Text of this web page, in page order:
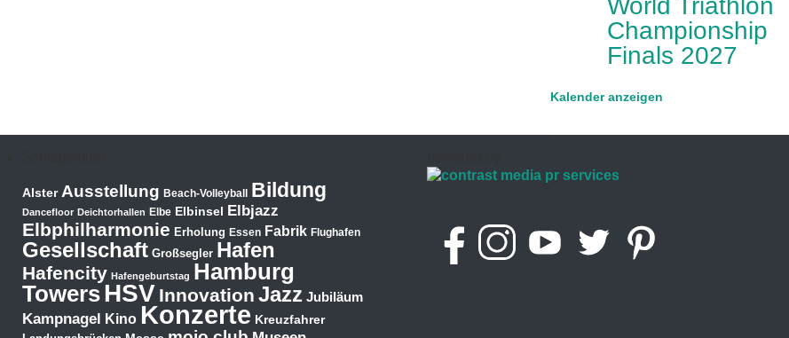
World Triathlon
Championship
Finals 2027
Kalender anzeigen
Alster Ausstellung Beach-Volleyball Bildung
Dancefloor Deichtorhallen Elbe Elbinsel Elbjazz
Elbphilharmonie Erholung Essen Fabrik Flughafen
Gesellschaft Großsegler Hafen
Hafencity Hafengeburtstag Hamburg
TowersHSV Innovation Jazz Jubiläum
Kampnagel Kino Konzerte Kreuzfahrer